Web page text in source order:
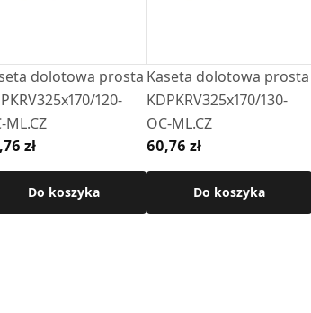
dolotowa prosta
120-
ML.CZ
zł
Do koszyka
Kaseta dolotowa prosta
KDPKRV325x170/130-
OC-ML.CZ
60,76 zł
Do koszyka